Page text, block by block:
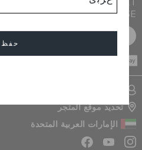
حفظ
GET 15% OFF ON YOUR NEXT
PURCHASE
تحديد موقع المتجر
الإمارات العربية المتحدة